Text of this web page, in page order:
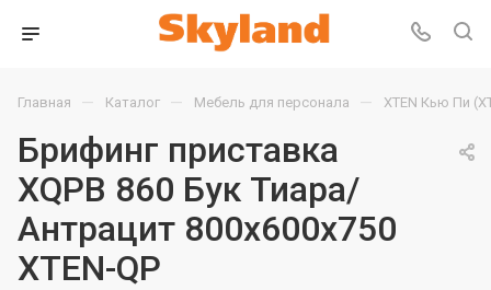
Главная — Каталог — Мебель для персонала — XTEN Кью Пи
Брифинг приставка
XQPB 860 Бук Тиара/
Антрацит 800х600х750
XTEN-QP